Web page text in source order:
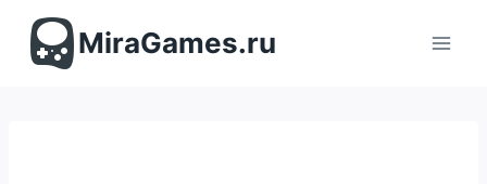
содержимомуMiraGames.ru